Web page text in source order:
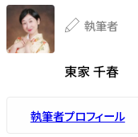
執筆者
東家 千春
執筆者プロフィール